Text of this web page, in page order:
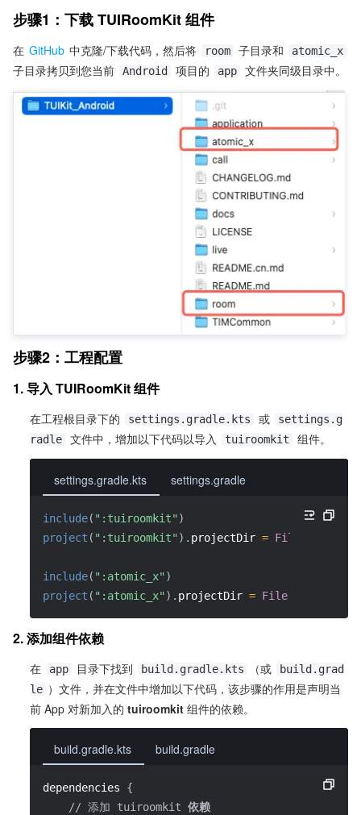
步骤1：下载 TUIRoomKit 组件
在 GitHub 中克隆/下载代码，然后将 room 子目录和 atomic_x
子目录拷贝到您当前 Android 项目的 app 文件夹同级目录中。
步骤2：工程配置
1. 导入 TUIRoomKit 组件
在工程根目录下的 settings.gradle.kts 或
settings.g
radle
文件中，增加以下代码以导入 tuiroomkit 组件。
settings.gradle.kts settings.gradle
include( ":tuiroomkit" )
project ( ":tuiroomkit" ) . projectDir = File
include( ":atomic_x" )
project ( ":atomic_x" ) . projectDir = File
2. 添加组件依赖
在 app 目录下找到 build.gradle.kts （或
build.grad
le ）文件，并在文件中增加以下代码，该步骤的作用是声明当
前 App 对新加入的 tuiroomkit 组件的依赖。
build.gradle.kts build.gradle
dependencies {
// 添加 tuiroomkit 依赖